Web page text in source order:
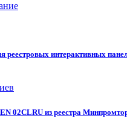
реестровых интерактивных
02CLRU из реестра